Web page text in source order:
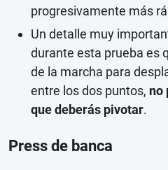
progresivamente más
Un detalle muy
durante esta prueba es
de la marcha para
entre los dos puntos, no
que deberás pivotar.
Press de banca